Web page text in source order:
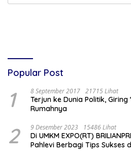
Popular Post
1 8 September 2017 21715 Lihat
Terjun ke Dunia Politik, Giring
Rumahnya
2 9 Desember 2023 15486 Lihat
Di UMKM EXPO(RT)
Pahlevi Berbagi Tips Sukses